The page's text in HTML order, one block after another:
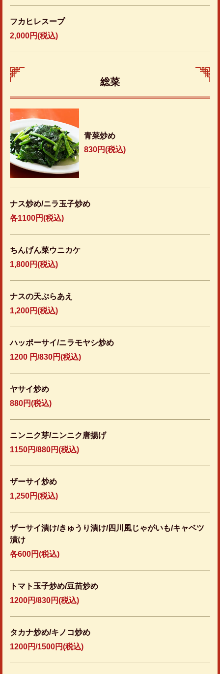
フカヒレスープ
2,000円(税込)
総菜
青菜炒め
830円(税込)
ナス炒め/ニラ玉子炒め
各1100円(税込)
ちんげん菜ウニカケ
1,800円(税込)
ナスの天ぷらあえ
1,200円(税込)
ハッポーサイ/ニラモヤシ炒め
1200 円/830円(税込)
ヤサイ炒め
880円(税込)
ニンニク芽/ニンニク唐揚げ
1150円/880円(税込)
ザーサイ炒め
1,250円(税込)
ザーサイ漬け/きゅうり漬け/四川風じゃがいも/キャベツ
漬け
各600円(税込)
トマト玉子炒め/豆苗炒め
1200円/830円(税込)
タカナ炒め/キノコ炒め
1200円/1500円(税込)